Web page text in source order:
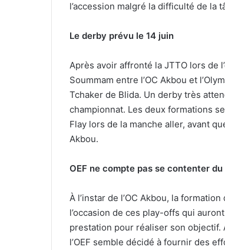
l’accession malgré la difficulté de la
Le derby prévu le 14 juin
Après avoir affronté la JTTO lors de
Soummam entre l’OC Akbou et
Tchaker de Blida. Un derby très
championnat. Les deux formations
Flay lors de la manche aller, avant
Akbou.
OEF ne compte pas se contenter du
À l’instar de l’OC Akbou, la
l’occasion de ces play-offs qui
prestation pour réaliser son objectif.
l’OEF semble décidé à fournir des